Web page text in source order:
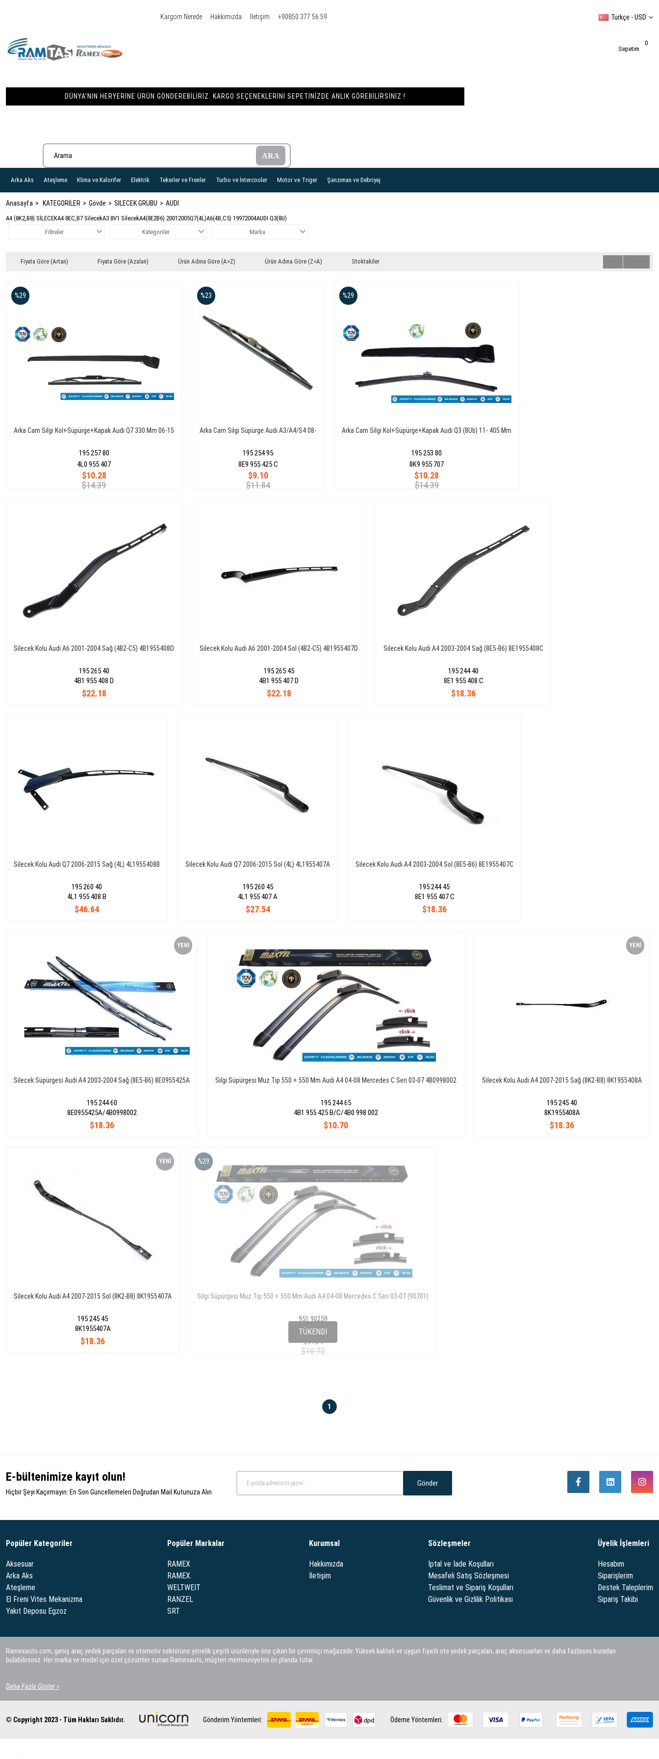
Kargom Nerede Hakkımızda İletişim +90850 377 56 59
DÜNYA'NIN HERYERINE ÜRÜN GÖNDEREBILIRIZ. KARGO SEÇENEKLERINI SEPETINIZDE ANLIK GÖREBILIRSINIZ !
Türkçe - USD
Sepetim
0
Arka Aks Ateşleme Klima ve Kalorifer Elektrik Tekerler ve Frenler Turbo ve İntercooler Motor ve Triger Şanzıman ve Debriyaj
Anasayfa KATEGORİLER Gövde SILECEK GRUBU AUDI
A4 (8K2,B8) SİLECEKA4 8EC,B7 SilecekA3 8V1 SilecekA4(8E2B6) 20012005Q7(4L)A6(4B,C5) 19972004AUDI Q3(8U)
Filtreler
Kategoriler Marka
Fiyata Göre (Artan) Fiyata Göre (Azalan) Ürün Adına Göre (A>Z) Ürün Adına Göre (Z<A) Stoktakiler
Arka Cam Silgi Kol+Süpürge+Kapak Audı Q7 330 Mm 06-15
195 257 80
$10.28
$14.39
%29
4L0 955 407
Arka Cam Silgi Süpürge Audı A3/A4/S4 08-
195 254 95
$9.10
$11.84
%23
8E9 955 425 C
Arka Cam Silgi Kol+Süpürge+Kapak Audı Q3 (8Ub) 11- 405 Mm
195 253 80
$10.28
$14.39
%29
8K9 955 707
Silecek Kolu Audi A6 2001-2004 Sağ (4B2-C5) 4B1955408D
195 265 40
$22.18
4B1 955 408 D
Silecek Kolu Audi A6 2001-2004 Sol (4B2-C5) 4B1955407D
195 265 45
$22.18
4B1 955 407 D
Silecek Kolu Audi A4 2003-2004 Sağ (8E5-B6) 8E1955408C
195 244 40
$18.36
8E1 955 408 C
Silecek Kolu Audi Q7 2006-2015 Sağ (4L) 4L1955408B
195 260 40
$46.64
4L1 955 408 B
Silecek Kolu Audi Q7 2006-2015 Sol (4L) 4L1955407A
195 260 45
$27.54
4L1 955 407 A
Silecek Kolu Audi A4 2003-2004 Sol (8E5-B6) 8E1955407C
195 244 45
$18.36
8E1 955 407 C
Silecek Süpürgesi Audi A4 2003-2004 Sağ (8E5-B6) 8E0955425A
195 244 60
$18.36
YENI
8E0955425A/4B0998002
Silgi Süpürgesi Muz Tip 550 + 550 Mm Audı A4 04-08 Mercedes C Seri 03-07 4B0998002
195 244 65
$10.70
4B1 955 425 B/C/4B0 998 002
Silecek Kolu Audi A4 2007-2015 Sağ (8K2-B8) 8K1955408A
195 245 40
$18.36
YENI
8K1955408A
Silecek Kolu Audi A4 2007-2015 Sol (8K2-B8) 8K1955407A
195 245 45
$18.36
YENI
8K1955407A TÜKENDI
Silgi Süpürgesi Muz Tip 550 + 550 Mm Audı A4 04-08 Mercedes C Seri 03-07 (90701)
951 90259
$7.64
$10.70
%29
4B1 955 425 B/C
1
E-bültenimize kayıt olun!
Hiçbir Şeyi Kaçırmayın: En Son Güncellemeleri Doğrudan Mail Kutunuza Alın
Gönder
Popüler Kategoriler
Aksesuar
Arka Aks
Ateşleme
El Freni Vites Mekanizma
Yakıt Deposu Egzoz
Popüler Markalar
RAMEX
RAMEX.
WELTWEIT
RANZEL
SRT
Kurumsal
Hakkımızda
İletişim
Sözleşmeler
İptal ve İade Koşulları
Mesafeli Satış Sözleşmesi
Teslimat ve Sipariş Koşulları
Güvenlik ve Gizlilik Politikası
Üyelik İşlemleri
Hesabım
Siparişlerim
Destek Taleplerim
Sipariş Takibi
Ramexauto.com, geniş araç yedek parçaları ve otomotiv sektörüne yönelik çeşitli ürünleriyle öne çıkan bir çevrimiçi mağazadır. Yüksek kaliteli ve uygun fiyatlı oto yedek parçaları, araç aksesuarları ve daha fazlasını buradan
bulabilirsiniz. Her marka ve model için özel çözümler sunan Ramexauto, müşteri memnuniyetini ön planda tutar.
Daha Fazla Göster >
© Copyright 2023 - Tüm Hakları Saklıdır. Gönderim Yöntemleri: Ödeme Yöntemleri: